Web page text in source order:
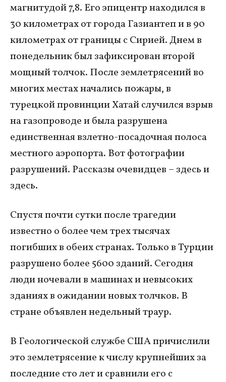
магнитудой 7,8. Его эпицентр находился в
30 километрах от города Газиантеп и в 90
километрах от границы с Сирией. Днем в
понедельник был зафиксирован второй
мощный толчок. После землетрясений во
многих местах начались пожары, в
турецкой провинции Хатай случился взрыв
на газопроводе и была разрушена
единственная взлетно-посадочная полоса
местного аэропорта. Вот фотографии
разрушений. Рассказы очевидцев – здесь и
здесь.
Спустя почти сутки после трагедии
известно о более чем трех тысячах
погибших в обеих странах. Только в Турции
разрушено более 5600 зданий. Сегодня
люди ночевали в машинах и невысоких
зданиях в ожидании новых толчков. В
стране объявлен недельный траур.
В Геологической службе США причислили
это землетрясение к числу крупнейших за
последние сто лет и сравнили его с